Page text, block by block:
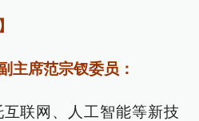
】
主席范宗钗委员：
联网、人工智能等新技